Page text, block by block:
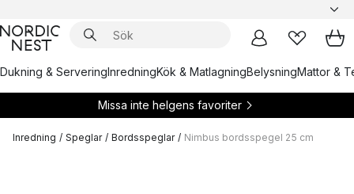
Dukning & ServeringInredningKök & MatlagningBelysningMattor &
Missa inte helgens favoriter
Inredning / Speglar / Bordsspeglar / Nimbus bordsspegel 25 cm